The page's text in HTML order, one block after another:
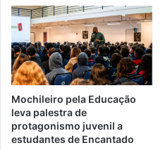
Mochileiro pela Educação
leva palestra de
protagonismo juvenil a
estudantes de Encantado